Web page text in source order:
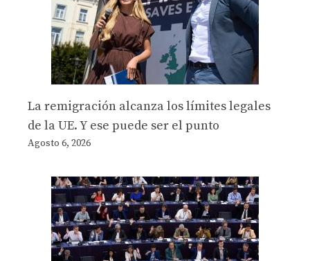
La remigración alcanza los límites legales
de la UE. Y ese puede ser el punto
Agosto 6, 2026